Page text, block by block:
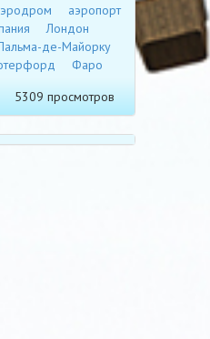
аэропорт
Лондон
де-Майорку
Фаро
5309 просмотров